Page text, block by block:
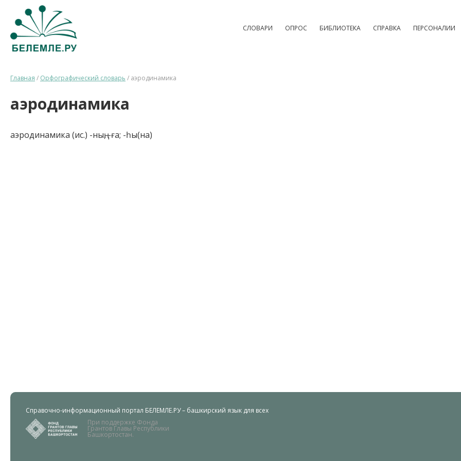
СЛОВАРИ ОПРОС БИБЛИОТЕКА СПРАВКА ПЕРСОНАЛИИ
Главная / Орфографический словарь / аэродинамика
аэродинамика
аэродинамика (ис.) -ның, -ға; -һы(на)
Справочно-информационный портал БЕЛЕМЛЕ.РУ – башкирский язык для всех
При поддержке Фонда
Грантов Главы Республики
Башкортостан.